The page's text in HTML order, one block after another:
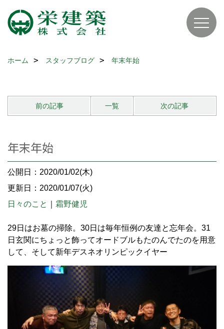
ホーム スタッフブログ 年末年始
前の記事 一覧 次の記事
年末年始
公開日：2020/01/02(木)
更新日：2020/01/07(火)
日々のこと
霜野健児
29日はお墓の掃除。30日は毎年恒例の友達と忘年会。31
日玄関にちょっと飾ってオードブルもたのんでたのを用意
して、そして新年デスネオリンピックイヤー